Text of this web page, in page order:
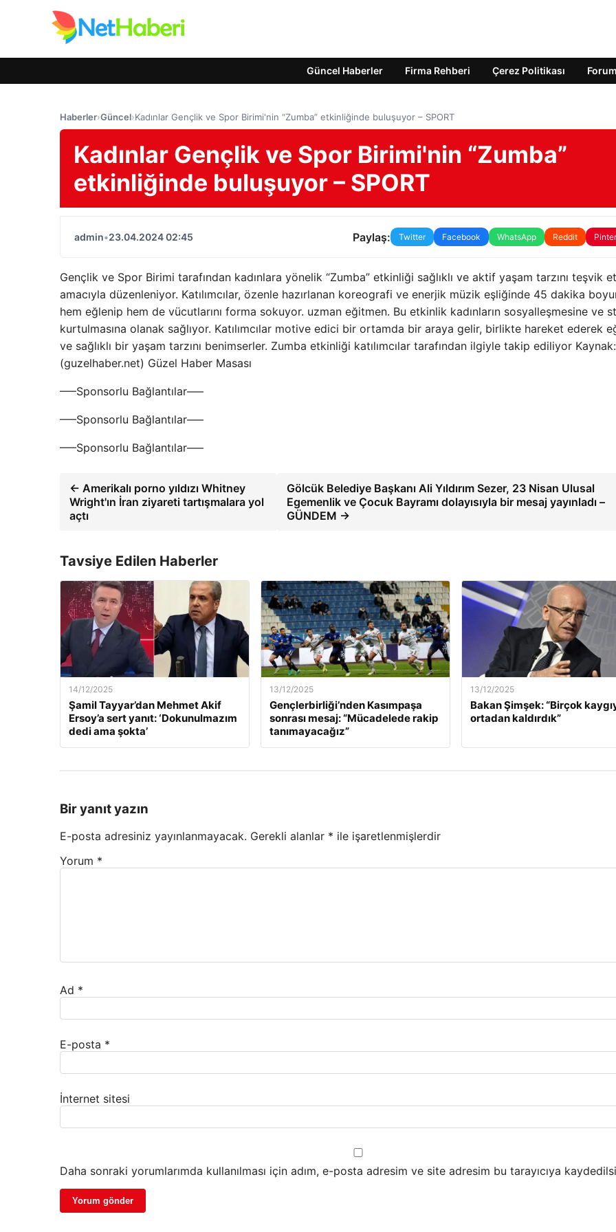
Güncel Haberler Firma Rehberi Çerez Politikası Forum
Haberler›Güncel›Kadınlar Gençlik ve Spor Birimi'nin “Zumba” etkinliğinde buluşuyor – SPORT
Kadınlar Gençlik ve Spor Birimi'nin “Zumba”
etkinliğinde buluşuyor – SPORT
admin•23.04.2024 02:45 Paylaş: Twitter Facebook WhatsApp Reddit
Gençlik ve Spor Birimi tarafından kadınlara yönelik “Zumba” etkinliği sağlıklı ve aktif yaşam tarzını teşvik
amacıyla düzenleniyor. Katılımcılar, özenle hazırlanan koreografi ve enerjik müzik eşliğinde 45 dakika
hem eğlenip hem de vücutlarını forma sokuyor. uzman eğitmen. Bu etkinlik kadınların sosyalleşmesine ve
kurtulmasına olanak sağlıyor. Katılımcılar motive edici bir ortamda bir araya gelir, birlikte hareket ederek
ve sağlıklı bir yaşam tarzını benimserler. Zumba etkinliği katılımcılar tarafından ilgiyle takip ediliyor Kaynak:
(guzelhaber.net) Güzel Haber Masası
—–Sponsorlu Bağlantılar—–
—–Sponsorlu Bağlantılar—–
—–Sponsorlu Bağlantılar—–
← Amerikalı porno yıldızı Whitney
Wright'ın İran ziyareti tartışmalara yol
açtı
Gölcük Belediye Başkanı Ali Yıldırım Sezer, 23 Nisan Ulusal
Egemenlik ve Çocuk Bayramı dolayısıyla bir mesaj yayınladı –
GÜNDEM →
Tavsiye Edilen Haberler
14/12/2025
Şamil Tayyar’dan Mehmet Akif
Ersoy’a sert yanıt: ‘Dokunulmazım
dedi ama şokta’
13/12/2025
Gençlerbirliği’nden Kasımpaşa
sonrası mesaj: “Mücadelede rakip
tanımayacağız”
13/12/2025
Bakan Şimşek: “Birçok
ortadan kaldırdık”
Bir yanıt yazın
E-posta adresiniz yayınlanmayacak. Gerekli alanlar * ile işaretlenmişlerdir
Yorum *
Ad *
E-posta *
İnternet sitesi
Daha sonraki yorumlarımda kullanılması için adım, e-posta adresim ve site adresim bu tarayıcıya